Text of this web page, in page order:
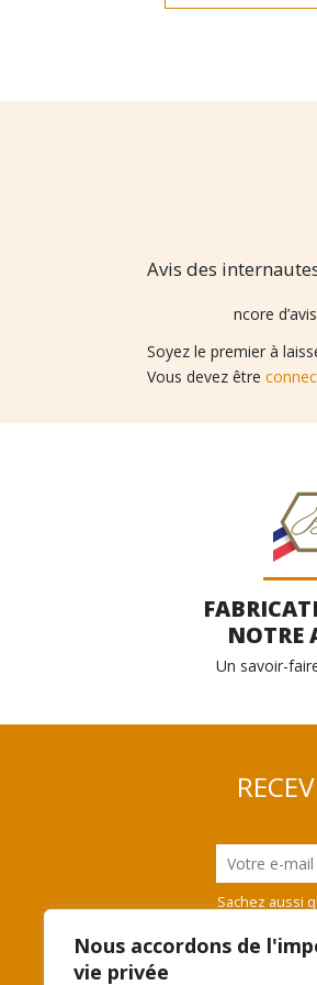
Nous accordons de
vie privée
Avis des
Il n’y a pas encore
Soyez le premier à
Vous devez être
NOTRE
Un savoir-
Sachez aussi